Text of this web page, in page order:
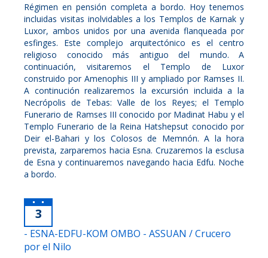
Régimen en pensión completa a bordo. Hoy tenemos
incluidas visitas inolvidables a los Templos de Karnak y
Luxor, ambos unidos por una avenida flanqueada por
esfinges. Este complejo arquitectónico es el centro
religioso conocido más antiguo del mundo. A
continuación, visitaremos el Templo de Luxor
construido por Amenophis III y ampliado por Ramses II.
A continución realizaremos la excursión incluida a la
Necrópolis de Tebas: Valle de los Reyes; el Templo
Funerario de Ramses III conocido por Madinat Habu y el
Templo Funerario de la Reina Hatshepsut conocido por
Deir el-Bahari y los Colosos de Memnón. A la hora
prevista, zarparemos hacia Esna. Cruzaremos la esclusa
de Esna y continuaremos navegando hacia Edfu. Noche
a bordo.
3
- ESNA-EDFU-KOM OMBO - ASSUAN / Crucero
por el Nilo